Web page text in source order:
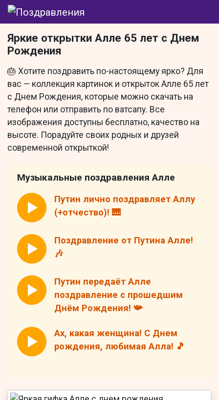
Яркие открытки Алле 65 лет с Днем
Рождения
🎂 Хотите поздравить по-настоящему ярко? Для
вас — коллекция картинок и открыток Алле 65 лет
с Днем Рождения, которые можно скачать на
телефон или отправить по ватсапу. Все
изображения доступны бесплатно, качество на
высоте. Порадуйте своих родных и друзей
современной открыткой!
Музыкальные поздравления Алле
Путин лично поздравляет Аллу
(+отчество)! 🎹
Поздравление от Путина Алле!
🎶
Путин передаёт Алле
поздравление с прошедшим
Днём Рождения! 📯
Ах, какая женщина! С Днем
рождения, любимая Алла! 🎵